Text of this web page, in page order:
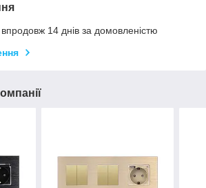
14 днів за домовленістю